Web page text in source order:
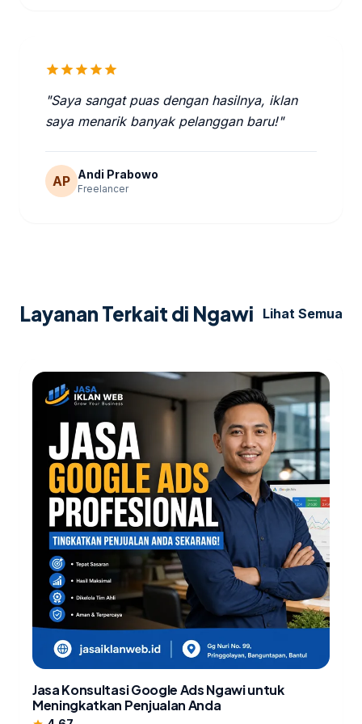
starstarstarstarstar
"Saya sangat puas dengan hasilnya, iklan
saya menarik banyak pelanggan baru!"
AP Andi Prabowo
Freelancer
Layanan Terkait di Ngawi Lihat Semua
Jasa Konsultasi Google Ads Ngawi untuk
Meningkatkan Penjualan Anda